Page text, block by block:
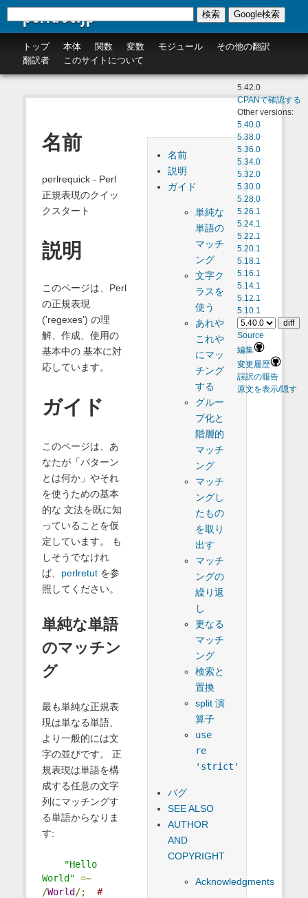
perldoc.jp
トップ 本体 関数 変数 モジュール
その他の翻訳
翻訳者
このサイトについて
検索 Google検索
5.42.0
CPANで確認する
Other versions:
5.40.0
5.38.0
5.36.0
5.34.0
5.32.0
5.30.0
5.28.0
5.26.1
5.24.1
5.22.1
5.20.1
5.18.1
5.16.1
5.14.1
5.12.1
5.10.1
Source
編集
変更履歴
誤訳の報告
原文を表示/隠す
名前
説明
ガイド
単純な
単語の
マッチ
ング
文字ク
ラスを
使う
あれや
これや
にマッ
チング
する
グルー
プ化と
階層的
マッチ
ング
マッチ
ングし
たもの
を取り
出す
マッチ
ングの
繰り返
し
更なる
マッチ
ング
検索と
置換
split 演
算子
use
re
'strict'
バグ
SEE ALSO
AUTHOR
AND
COPYRIGHT
Acknowledgments
名前
perlrequick - Perl
正規表現のクイッ
クスタート
説明
このページは、Perl
の正規表現
('regexes') の理
解、作成、使用の
基本中の 基本に対
応しています。
ガイド
このページは、あ
なたが「パターン
とは何か」やそれ
を使うための基本
的な 文法を既に知
っていることを仮
定しています。 も
しそうでなけれ
ば、 perlretutを参
照してください。
単純な単語
のマッチン
グ
最も単純な正規表
現は単なる単語、
より一般的には文
字の並びです。 正
規表現は単語を構
成する任意の文字
列にマッチングす
る単語からなりま
す:
"Hello
World" =~
/World /;
#